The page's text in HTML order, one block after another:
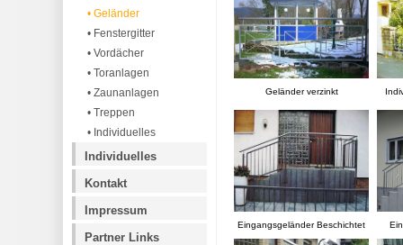
• Geländer
• Fenstergitter
• Vordächer
• Toranlagen
• Zaunanlagen
• Treppen
• Individuelles
Individuelles
Kontakt
Impressum
Partner Links
Geländer verzinkt
Eingangsgeländer Beschichtet